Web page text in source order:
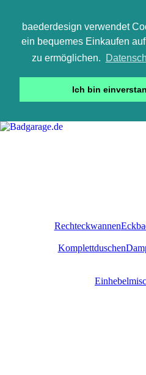
baederdesign verwendet
ein bequemes Einkaufen
zu ermöglichen.
Ich bin
Rechteckwannen
Komplettduschen